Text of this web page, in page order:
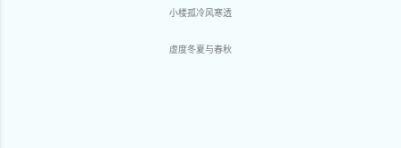
小楼孤冷风寒透
虚度冬夏与春秋